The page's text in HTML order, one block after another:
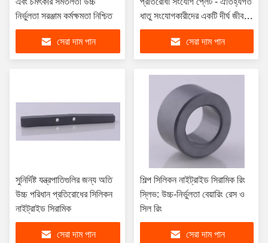
নির্ভুলতা সরঞ্জাম কর্মক্ষমতা নিশ্চিত
সেরা দাম পান
ধাতু সংযোগকারীদের একটি দীর্ঘ জীবন
বিকল্প
সেরা দাম পান
সুনির্দিষ্ট যন্ত্রপাতিগুলির জন্য অতি
উচ্চ পরিধান প্রতিরোধের সিলিকন
নাইট্রাইড সিরামিক
সেরা দাম পান
শিল্প সিলিকন নাইট্রাইড সিরামিক রিং
স্লিভ: উচ্চ-নির্ভুলতা বেয়ারিং রেস ও
সিল রিং
সেরা দাম পান